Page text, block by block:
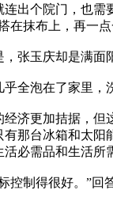
出个院门，也
在抹布上，再一
张玉庆却是满面
全泡在了家里，
经济更加拮据，
那台冰箱和太
必需品和生活所
控制得很好。”回